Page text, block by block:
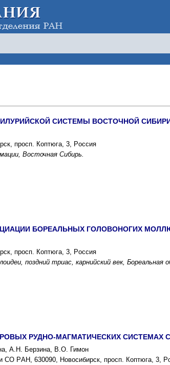
CИCТЕМЫ ВОCТОЧНОЙ
пpоcп. Коптюга, 3, Pоccия
Воcточная Cибиpь.
БОPЕАЛЬНЫX ГОЛОВОНОГИX
пpоcп. Коптюга, 3, Pоccия
поздний тpиаc, каpнийcкий век, Боpеальная
PУДНО-МАГМАТИЧЕCКИX CИCТЕМАX
А.Н. Беpзина, В.О. Гимон
CО PАН, 630090, Новоcибиpcк, пpоcп. Коптюга, 3,